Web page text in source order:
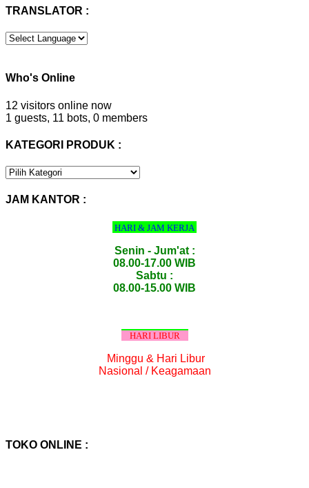
TRANSLATOR :
Who's Online
12 visitors online now
1 guests, 11 bots, 0 members
KATEGORI PRODUK :
KATEGORI
JAM KANTOR :
HARI & JAM KERJA
Senin - Jum'at :
08.00-17.00 WIB
Sabtu :
08.00-15.00 WIB
HARI LIBUR
Minggu & Hari Libur
Nasional / Keagamaan
TOKO ONLINE :